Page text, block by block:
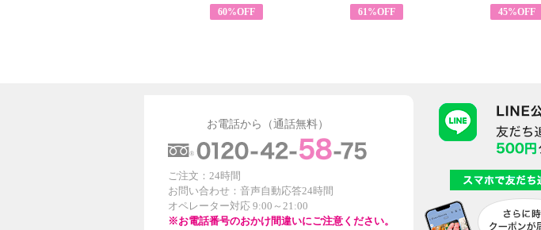
60%OFF
61%OFF
45%OFF
お電話から（通話無料）
ご注文：24時間
お問い合わせ：音声自動応答24時間
オペレーター対応 9:00～21:00
※お電話番号のおかけ間違いにご注意ください。